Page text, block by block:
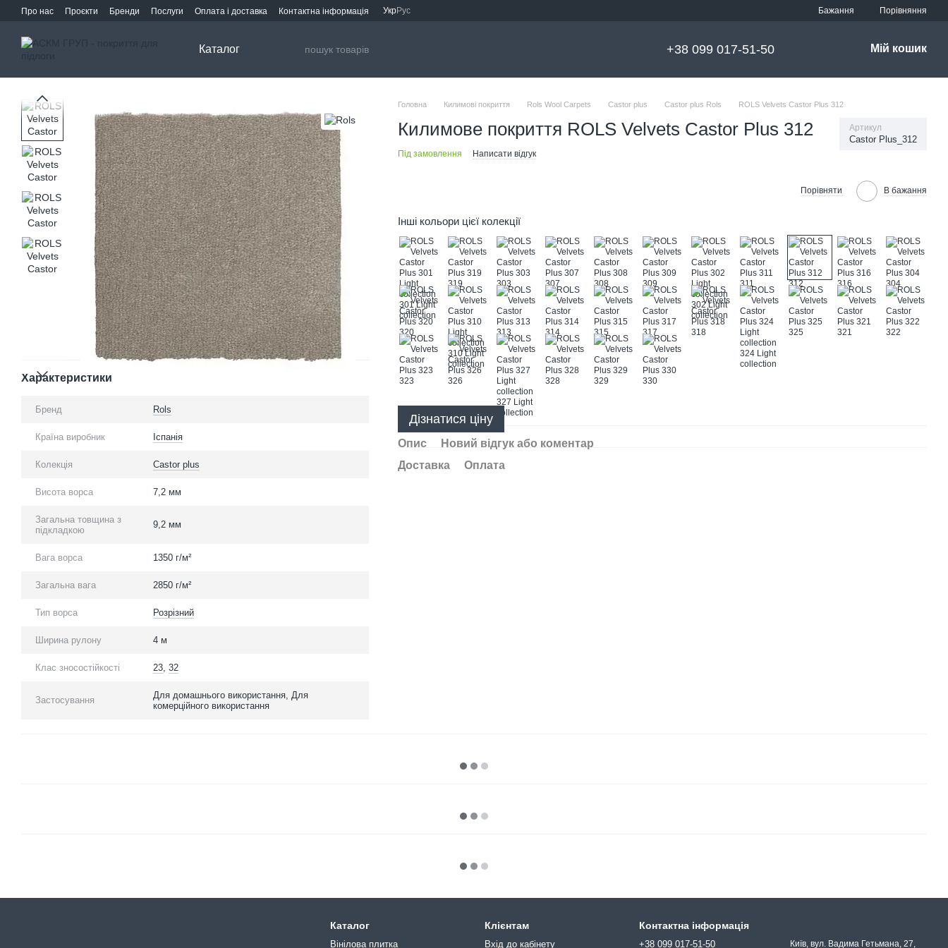
Перейти до основного контенту
Про нас Проєкти Бренди Послуги Оплата і доставка Контактна інформація УкрРус Бажання Порівняння
Каталог +38 099 017-51-50 Мій кошик
Характеристики
Бренд Rols
Країна виробник Іспанія
Колекція Castor plus
Висота ворса 7,2 мм
Загальна товщина з
підкладкою
9,2 мм
Вага ворса 1350 г/м²
Загальна вага 2850 г/м²
Тип ворса Розрізний
Ширина рулону 4 м
Клас зносостійкості 23, 32
Застосування
Для домашнього використання, Для
комерційного використання
Головна Килимові покриття Rols Wool Carpets Castor plus Castor plus Rols ROLS Velvets Castor Plus 312
Килимове покриття ROLS Velvets Castor Plus 312 Артикул
Castor Plus_312
Під замовлення Написати відгук
Порівняти В бажання
Інші кольори цієї колекції
Дізнатися ціну
Опис
Новий відгук або коментар
Доставка
Оплата
Каталог
Вінілова плитка
Клієнтам
Вхід до кабінету
Контактна інформація
+38 099 017-51-50 Київ, вул. Вадима Гетьмана, 27,